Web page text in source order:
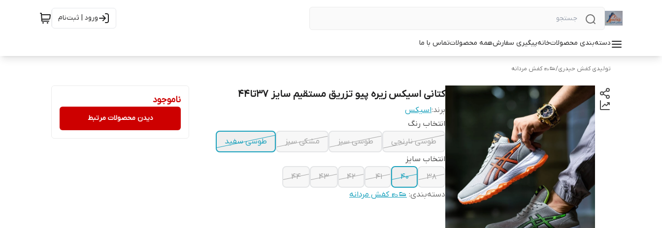
ورود | ثبت‌نام
دسته‌بندی محصولاتخانهپیگیری سفارشهمه محصولاتتماس با ما
تولیدی کفش حیدری/👟👞 کفش مردانه
کتانی اسیکس زیره پیو تزریق مستقیم سایز ۳۷تا44
برند:اسیکس
انتخاب رنگ
طوسی نارنجی
طوسی سبز مشکی سبز
طوسی سفید
انتخاب سایز
38
40
41
42
43
44
دسته‌بندی: 👟👞 کفش مردانه
ناموجود
دیدن محصولات مرتبط